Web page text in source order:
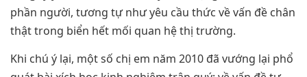
phần người, tương tự như yêu cầu thức về vấn đề chân
thật trong biển hết mối quan hệ thị trường.
Khi chú ý lại, một số chị em năm 2010 đã vướng lại phổ